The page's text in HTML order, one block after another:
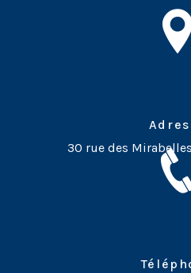
30 rue des Mirabelles